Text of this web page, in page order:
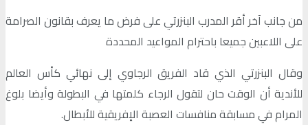
من جانب آخر أقر المدرب البنزرتي على فرض ما يعرف بقانون الصرامة
على اللاعبين جميعا باحترام المواعيد المحددة
وقال البنزرتي الذي قاد الفريق الرجاوي إلى نهائي كأس العالم
للأندية أن الوقت حان لتقول الرجاء كلمتها في البطولة وأيضا بلوغ
المرام في مسابقة منافسات العصبة الإفريقية للأبطال.